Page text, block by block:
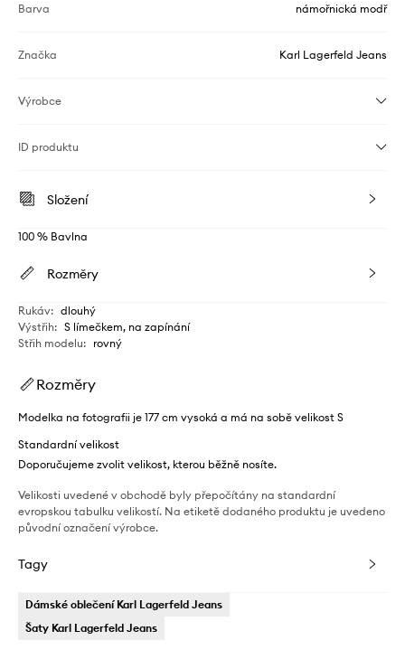
Barva námořnická modř
Značka Karl Lagerfeld Jeans
Výrobce
ID produktu
Složení
100 % Bavlna
Rozměry
Rukáv: dlouhý
Výstřih: S límečkem, na zapínání
Střih modelu: rovný
Rozměry
Modelka na fotografii je 177 cm vysoká a má na sobě velikost S
Standardní velikost
Doporučujeme zvolit velikost, kterou běžně nosíte.
Velikosti uvedené v obchodě byly přepočítány na standardní
evropskou tabulku velikostí. Na etiketě dodaného produktu je uvedeno
původní označení výrobce.
Tagy
Dámské oblečení Karl Lagerfeld Jeans
Šaty Karl Lagerfeld Jeans